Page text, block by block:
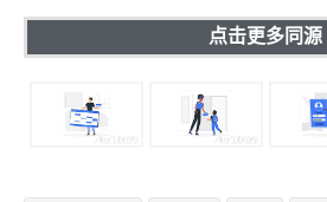
点击更多同源